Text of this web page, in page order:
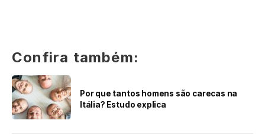
Confira também:
Por que tantos homens são carecas na
Itália? Estudo explica